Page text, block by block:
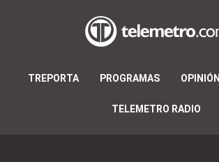
TREPORTA PROGRAMAS OPINIÓN
TELEMETRO RADIO